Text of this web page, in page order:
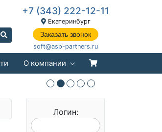
+7 (343) 222-12-11
Екатеринбург
Заказать звонок
soft@asp-partners.ru
О компании
Логин: